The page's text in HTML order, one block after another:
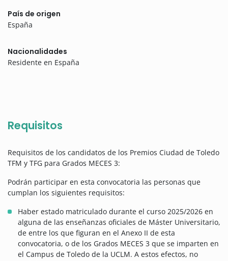
País de origen
España
Nacionalidades
Residente en España
Requisitos
Requisitos de los candidatos de los Premios Ciudad de Toledo
TFM y TFG para Grados MECES 3:
Podrán participar en esta convocatoria las personas que
cumplan los siguientes requisitos:
Haber estado matriculado durante el curso 2025/2026 en
alguna de las enseñanzas oficiales de Máster Universitario,
de entre los que figuran en el Anexo II de esta
convocatoria, o de los Grados MECES 3 que se imparten en
el Campus de Toledo de la UCLM. A estos efectos, no